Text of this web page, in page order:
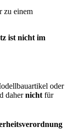
zu einem
ist nicht im
oder
dahernicht für